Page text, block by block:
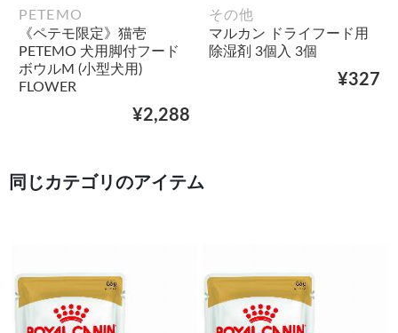
PETEMO
《ペテモ限定》猫壱
PETEMO 犬用脚付フード
ボウルM (小型犬用)
FLOWER
¥2,288
その他
マルカン ドライフード用
除湿剤 3個入 3個
¥327
同じカテゴリのアイテム